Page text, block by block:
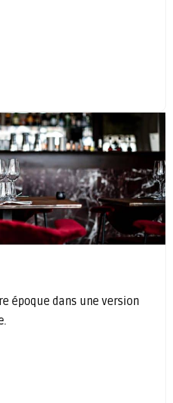
époque dans une version